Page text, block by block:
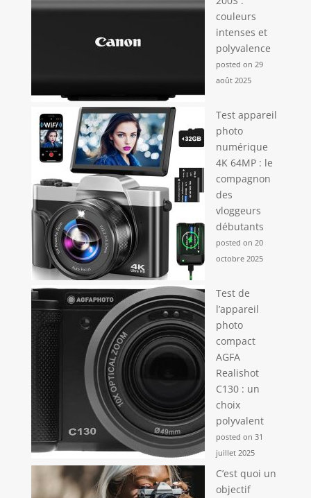
couleurs
intenses et
polyvalence
posted on 29
août 2025
Test appareil
photo
numérique
4K 64MP : le
compagnon
des
vloggeurs
débutants
posted on 20
octobre 2025
Test de
l’appareil
photo
compact
AGFA
Realishot
C130 : un
choix
polyvalent
posted on 31
juillet 2025
C’est quoi un
objectif